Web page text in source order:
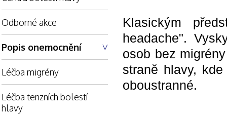
Klasickým
headache".
osob bez
straně hlavy,
oboustranné.
Odborné akce
Popis onemocnění
Léčba migrény
Léčba tenzních bolestí
hlavy